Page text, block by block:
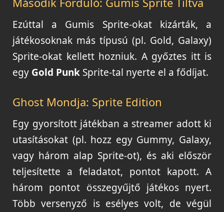
Ezúttal a Gumis Sprite-okat kizárták, a
játékosoknak más típusú (pl. Gold, Galaxy)
Sprite-okat kellett hozniuk. A győztes itt is
egy Gold Punk Sprite-tal nyerte el a fődíjat.
Ghost Mondja: Sprite Edition
Egy gyorsított játékban a streamer adott ki
utasításokat (pl. hozz egy Gummy, Galaxy,
vagy három alap Sprite-ot), és aki először
teljesítette a feladatot, pontot kapott. A
három pontot összegyűjtő játékos nyert.
Több versenyző is esélyes volt, de végül